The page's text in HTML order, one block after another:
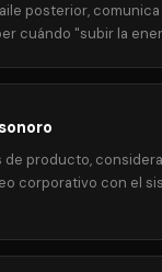
posterior,
cuándo "subir la
de producto,
corporativo con el